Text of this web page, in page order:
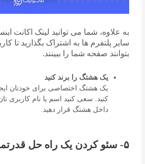
به علاوه، شما می توانید لینک اکانت
سایر پلتفرم ها به اشتراک بگذارید تا
بتوانند صفحه شما را ببینند.
یک هشتگ را برند کنید
یک هشتگ اختصاصی برای خودتان
کنید. سعی کنید اسم یا نام کاربری
داخل هشتگ قرار دهید.
۵- سئو کردن یک راه حل قدرتمند است